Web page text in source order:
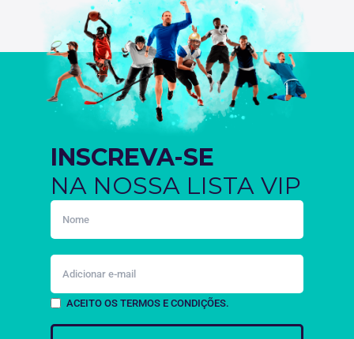
INSCREVA-SE
NA NOSSA LISTA VIP
ACEITO OS TERMOS E CONDIÇÕES.